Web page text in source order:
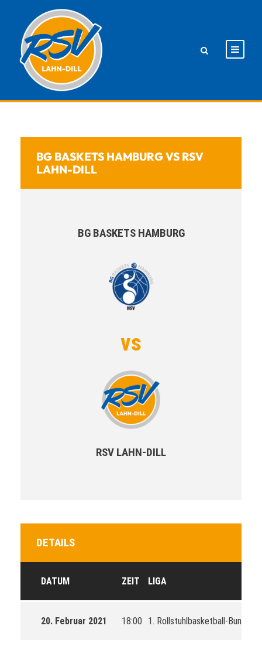
BG BASKETS HAMBURG VS RSV
LAHN-DILL
BG BASKETS HAMBURG
vs
RSV LAHN-DILL
DETAILS
DATUM ZEIT LIGA
20. Februar 2021 18:00 1. Rollstuhlbasketball-